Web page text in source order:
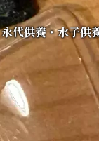
永代供養・水子供